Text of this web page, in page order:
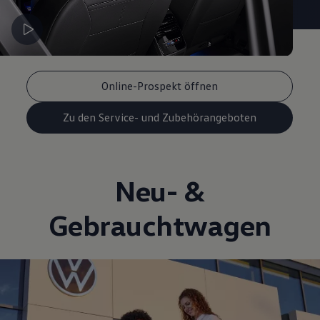
Magazin
Lifestyle
Transport
Pannen- und Unfallhilfe
Volkswagen Kundenbetreuung
Online-Prospekt öffnen
Zu den Service- und Zubehörangeboten
Neu- &
Gebrauchtwagen